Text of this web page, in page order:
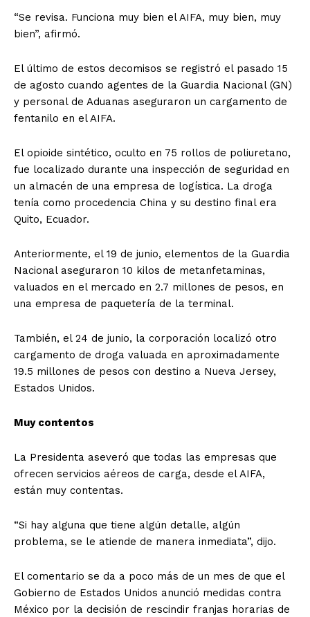
“Se revisa. Funciona muy bien el AIFA, muy bien, muy
bien”, afirmó.
El último de estos decomisos se registró el pasado 15
de agosto cuando agentes de la Guardia Nacional (GN)
y personal de Aduanas aseguraron un cargamento de
fentanilo en el AIFA.
El opioide sintético, oculto en 75 rollos de poliuretano,
fue localizado durante una inspección de seguridad en
un almacén de una empresa de logística. La droga
tenía como procedencia China y su destino final era
Quito, Ecuador.
Anteriormente, el 19 de junio, elementos de la Guardia
Nacional aseguraron 10 kilos de metanfetaminas,
valuados en el mercado en 2.7 millones de pesos, en
una empresa de paquetería de la terminal.
También, el 24 de junio, la corporación localizó otro
cargamento de droga valuada en aproximadamente
19.5 millones de pesos con destino a Nueva Jersey,
Estados Unidos.
Muy contentos
La Presidenta aseveró que todas las empresas que
ofrecen servicios aéreos de carga, desde el AIFA,
están muy contentas.
“Si hay alguna que tiene algún detalle, algún
problema, se le atiende de manera inmediata”, dijo.
El comentario se da a poco más de un mes de que el
Gobierno de Estados Unidos anunció medidas contra
México por la decisión de rescindir franjas horarias de